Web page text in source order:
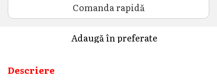
Comanda rapidă
Adaugă în preferate
Descriere